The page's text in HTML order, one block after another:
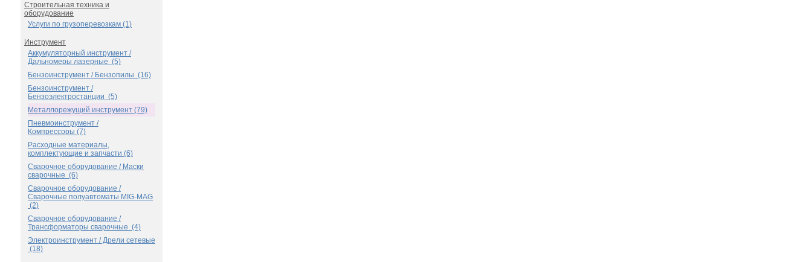
Строительная техника и
оборудование
Услуги по грузоперевозкам (1)
Инструмент
Аккумуляторный инструмент /
Дальномеры лазерные (5)
Бензоинструмент / Бензопилы (16)
Бензоинструмент /
Бензоэлектростанции (5)
Металлорежущий инструмент (79)
Пневмоинструмент /
Компрессоры (7)
Расходные материалы,
комплектующие и запчасти (6)
Сварочное оборудование / Маски
сварочные (6)
Сварочное оборудование /
Сварочные полуавтоматы MIG-MAG
(2)
Сварочное оборудование /
Трансформаторы сварочные (4)
Электроинструмент / Дрели сетевые
(18)